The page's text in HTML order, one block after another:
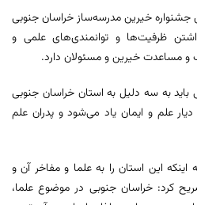
خیرین مدرسه‌ساز خراسان جنوبی
ظرفیت‌ها و توانمندی‌های علمی و
و مساعدت خیرین و مسئولان دارد.
به سه دلیل به استان خراسان جنوبی
دیار علم و ایمان یاد می‌شود و پدران علم
اینکه این استان را به علما و مفاخر آن و
کرد: خراسان جنوبی در موضوع علما،